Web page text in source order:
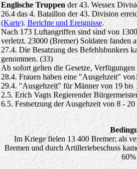
Englische Truppender 43. Wessex
26.4 das 4. Bataillon der 43. Division
(Karte).Berichte und Ereignisse.
Nach 173 Luftangriffen sind sind von
verletzt. 23000 (Bremer) Soldaten fanden
27.4. Die Besatzung des Befehlsbunkers
genommen. (33)
Ab sofort gelten die Gesetze,
28.4. Frauen haben eine "Ausgehzeit"
29.4. "Ausgehzeit" für Männer von 19
2.5. Erich Vagts Regierender
6.5. Festsetzung der Ausgehzeit von 8 -
Im Kriege fielen 13 400 Bremer; als
Bremen und durch Artilleriebeschuss
60%